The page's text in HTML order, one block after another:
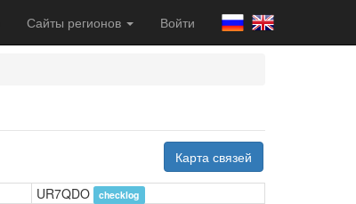
Сайты регионов Войти
Карта связей
UR7QDO checklog